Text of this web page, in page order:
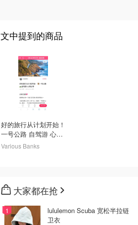
文中提到的商品
好的旅行从计划开始！
一号公路 自驾游 心得
分享-北美省钱快报攻
Various Banks
大家都在抢
lululemon Scuba 宽松半拉链
卫衣